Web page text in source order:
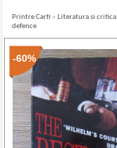
Printre Carti » Literatura si critica
defence
-60%